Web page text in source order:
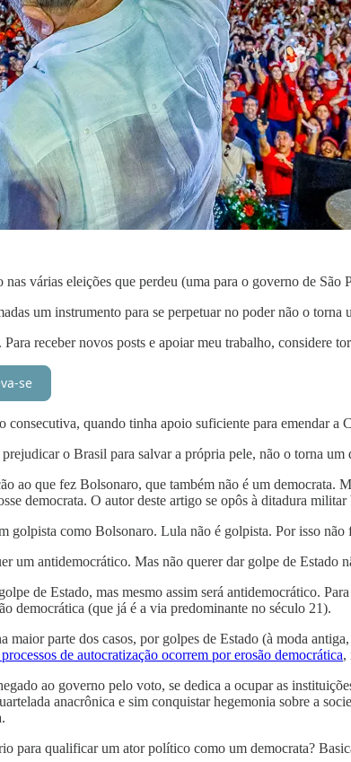
várias eleições que perdeu (uma para o governo de
um instrumento para se perpetuar no poder não o torna
receber novos posts e apoiar meu trabalho, considere
se
quando tinha apoio suficiente para emendar
o Brasil para salvar a própria pele, não o torna um
ao que fez Bolsonaro, que também não é um
democrata. O autor deste artigo se opôs à ditadura
golpista como Bolsonaro. Lula não é golpista. Por isso
um antidemocrático. Mas não querer dar golpe de Estado
de Estado, mas mesmo assim será antidemocrático.
democrática (que já é a via predominante no século 21).
maior parte dos casos, por golpes de Estado (à moda
de autocratização ocorrem por erosão democrática,
ao governo pelo voto, se dedica a ocupar as
anacrônica e sim conquistar hegemonia sobre a
para qualificar um ator político como um democrata?